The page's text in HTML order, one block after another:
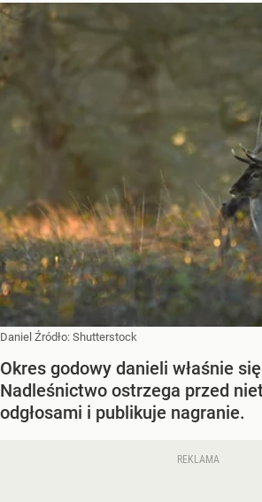
Daniel Źródło: Shutterstock
Okres godowy danieli właśnie
Nadleśnictwo ostrzega przed
odgłosami i publikuje nagranie.